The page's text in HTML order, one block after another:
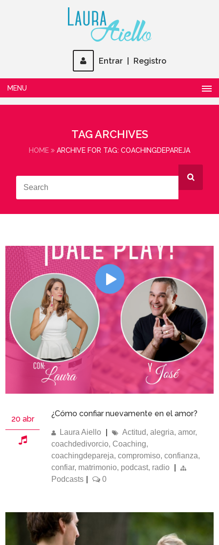
Entrar Registro
MENU
TAG ARCHIVES
HOME ARCHIVE FOR TAG: COACHINGDEPAREJA
20 abr
¿Cómo confiar nuevamente en el amor?
Laura Aiello Actitud,alegria,amor,
coachdedivorcio, Coaching,
coachingdepareja,compromiso,confianza,
confiar, matrimonio, podcast, radio
Podcasts
0